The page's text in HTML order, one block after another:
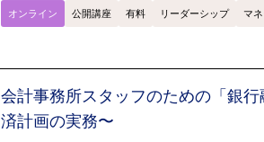
オンライン 公開講座 有料 リーダーシップ マ
会計事務所スタッフのための「銀
済計画の実務〜